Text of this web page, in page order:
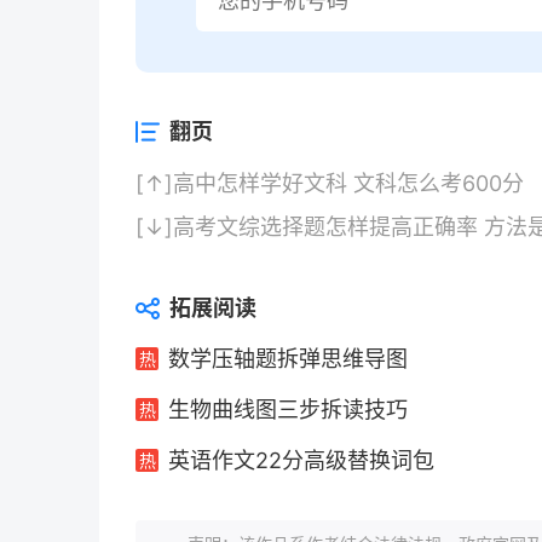
翻页
[↑]高中怎样学好文科 文科怎么考600分
[↓]高考文综选择题怎样提高正确率 方法
拓展阅读
数学压轴题拆弹思维导图
生物曲线图三步拆读技巧
英语作文22分高级替换词包